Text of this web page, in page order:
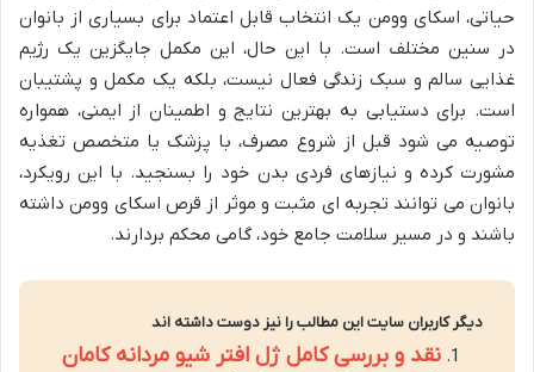
حیاتی، اسکای وومن یک انتخاب قابل اعتماد برای بسیاری از بانوان
در سنین مختلف است. با این حال، این مکمل جایگزین یک رژیم
غذایی سالم و سبک زندگی فعال نیست، بلکه یک مکمل و پشتیبان
است. برای دستیابی به بهترین نتایج و اطمینان از ایمنی، همواره
توصیه می شود قبل از شروع مصرف، با پزشک یا متخصص تغذیه
مشورت کرده و نیازهای فردی بدن خود را بسنجید. با این رویکرد،
بانوان می توانند تجربه ای مثبت و موثر از قرص اسکای وومن داشته
باشند و در مسیر سلامت جامع خود، گامی محکم بردارند.
دیگر کاربران سایت این مطالب را نیز دوست داشته اند
نقد و بررسی کامل ژل افتر شیو مردانه کامان